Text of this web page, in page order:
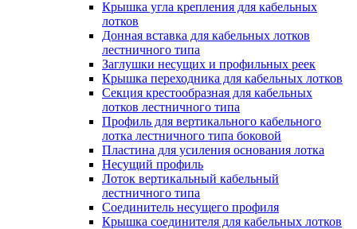
Крышка угла крепления для кабельных
лотков
Донная вставка для кабельных лотков
лестничного типа
Заглушки несущих и профильных реек
Крышка переходника для кабельных лотков
Секция крестообразная для кабельных
лотков лестничного типа
Профиль для вертикального кабельного
лотка лестничного типа боковой
Пластина для усиления основания лотка
Несущий профиль
Лоток вертикальный кабельный
лестничного типа
Соединитель несущего профиля
Крышка соединителя для кабельных лотков